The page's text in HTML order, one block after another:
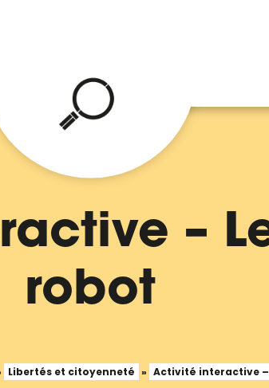
–
robot
Libertés et citoyenneté » Activité interactive